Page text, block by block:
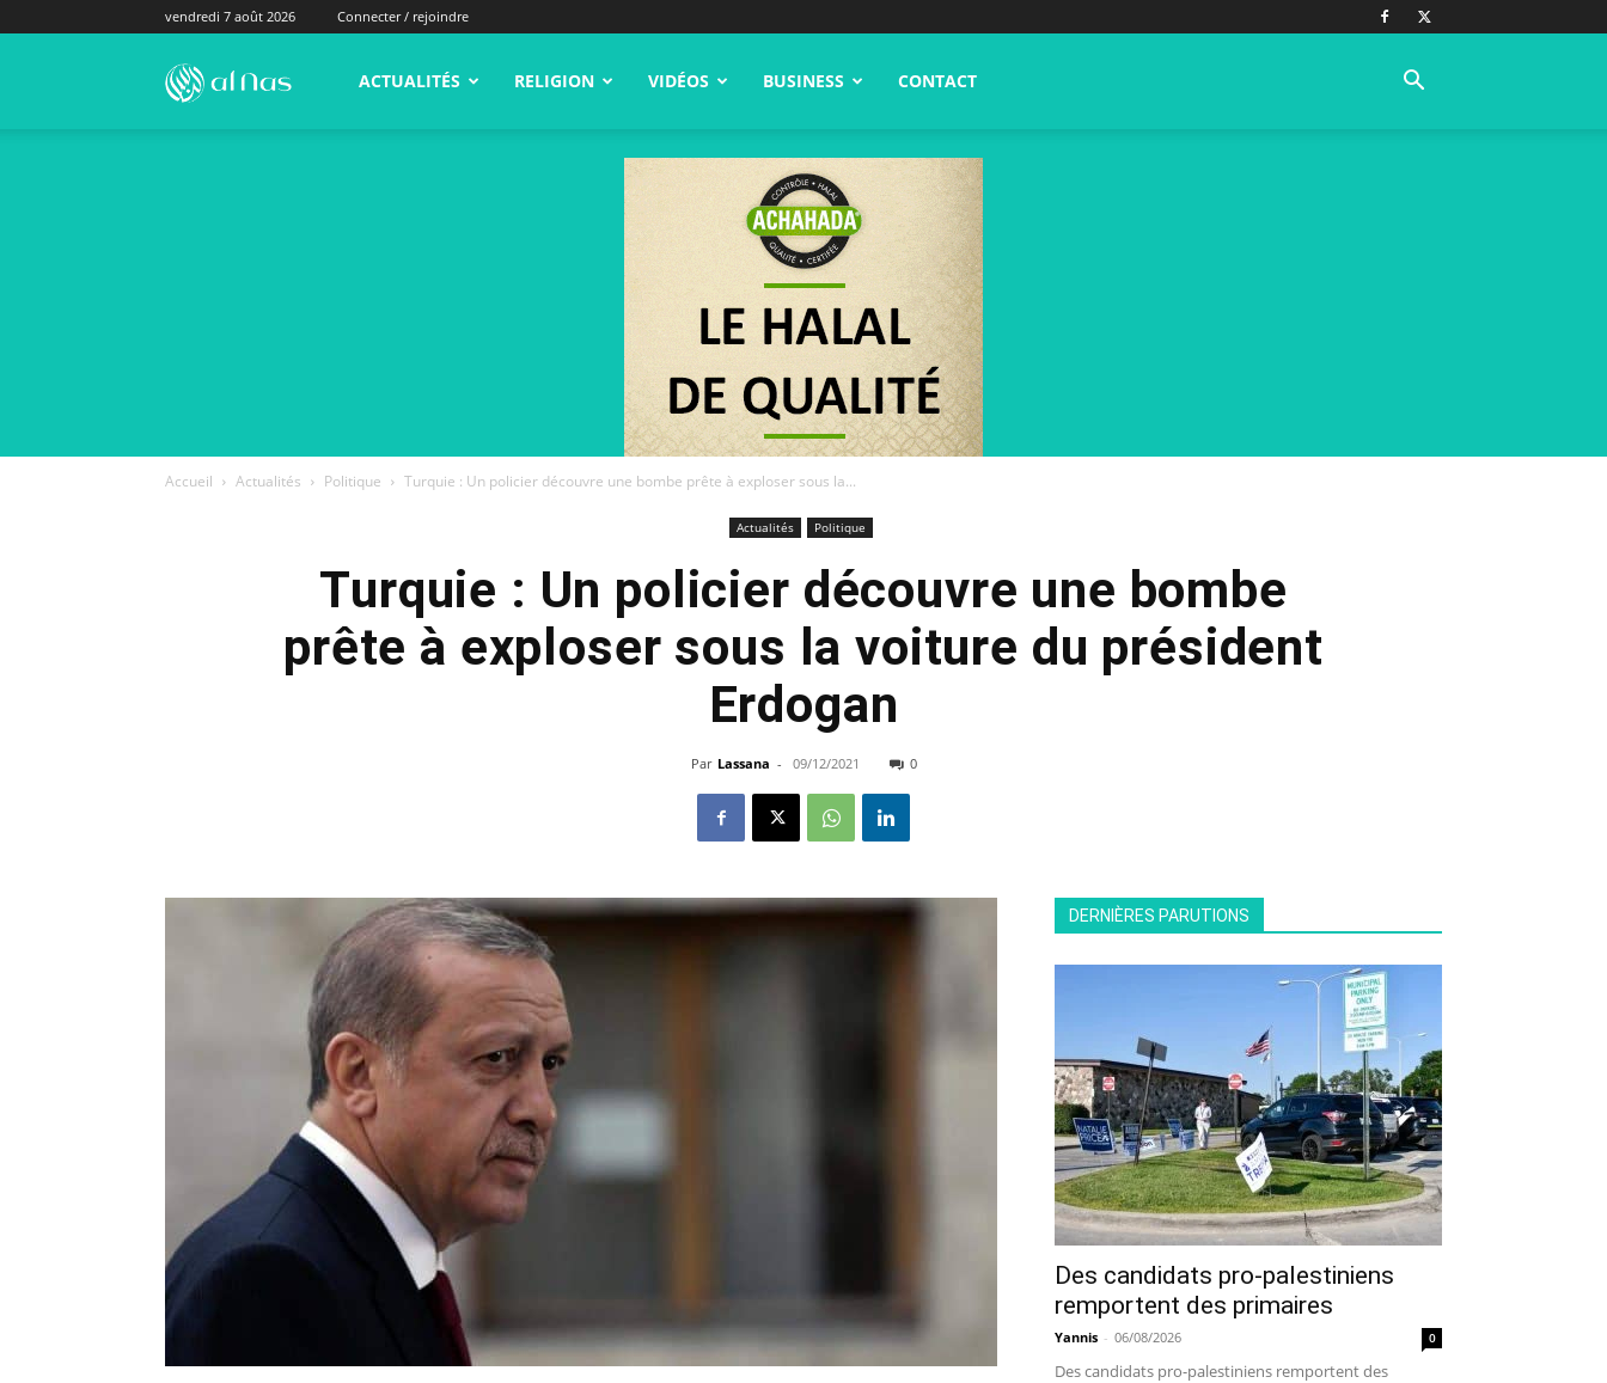
vendredi 7 août 2026 Connecter / rejoindre
alNas.fr ACTUALITÉS RELIGION VIDÉOS BUSINESS CONTACT
Accueil Actualités Politique Turquie : Un policier découvre une bombe prête à exploser sous la...
Actualités Politique
Turquie : Un policier découvre une bombe
prête à exploser sous la voiture du président
Erdogan
Par Lassana - 09/12/2021 0
DERNIÈRES PARUTIONS
Des candidats pro-palestiniens
remportent des primaires
Yannis - 06/08/2026 0
Des candidats pro-palestiniens remportent des